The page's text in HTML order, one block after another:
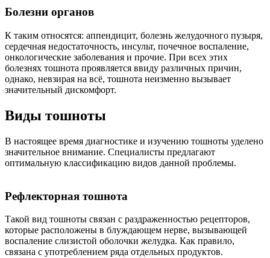
Болезни органов
К таким относятся: аппендицит, болезнь желудочного пузыря,
сердечная недостаточность, инсульт, почечное воспаление,
онкологические заболевания и прочие. При всех этих
болезнях тошнота проявляется ввиду различных причин,
однако, невзирая на всё, тошнота неизменно вызывает
значительный дискомфорт.
Виды тошноты
В настоящее время диагностике и изучению тошноты уделено
значительное внимание. Специалисты предлагают
оптимальную классификацию видов данной проблемы.
Рефлекторная тошнота
Такой вид тошноты связан с раздраженностью рецепторов,
которые расположены в блуждающем нерве, вызывающей
воспаление слизистой оболочки желудка. Как правило,
связана с употреблением ряда отдельных продуктов.